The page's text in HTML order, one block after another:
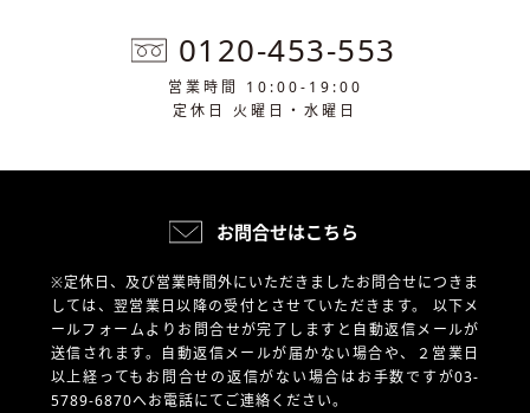
0120-453-553
営業時間 10:00-19:00
定休日 火曜日・水曜日
お問合せはこちら
※定休日、及び営業時間外にいただきましたお問合せにつきま
しては、翌営業日以降の受付とさせていただきます。 以下メ
ールフォームよりお問合せが完了しますと自動返信メールが
送信されます。自動返信メールが届かない場合や、
２営業日
以上経ってもお問合せの返信がない場合はお手数ですが03-
5789-6870へお電話にてご連絡ください。